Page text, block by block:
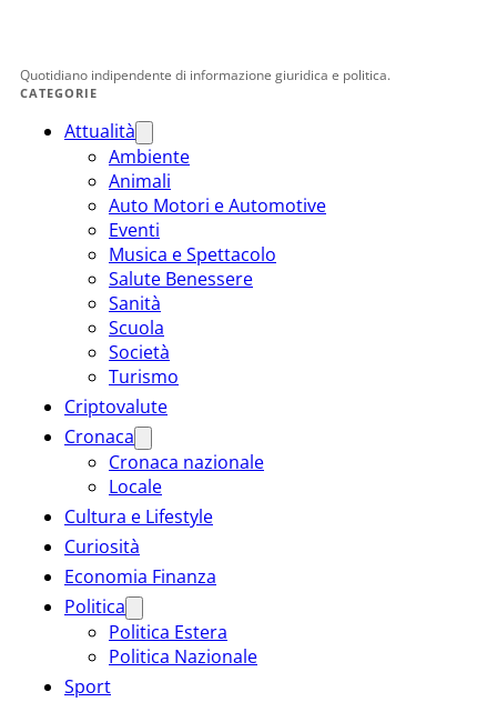
Quotidiano indipendente di informazione giuridica e politica.
CATEGORIE
Attualità
Ambiente
Animali
Auto Motori e Automotive
Eventi
Musica e Spettacolo
Salute Benessere
Sanità
Scuola
Società
Turismo
Criptovalute
Cronaca
Cronaca nazionale
Locale
Cultura e Lifestyle
Curiosità
Economia Finanza
Politica
Politica Estera
Politica Nazionale
Sport